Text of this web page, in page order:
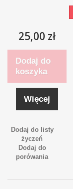
25,00 zł
Dodaj do
koszyka
Więcej
Dodaj do listy
życzeń
Dodaj do
porówania